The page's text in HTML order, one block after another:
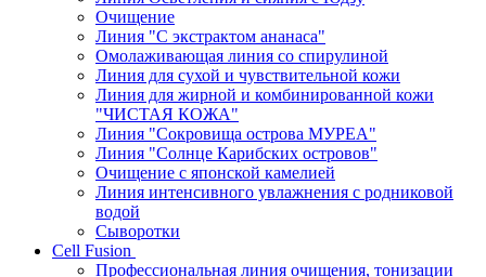
Очищение
Линия "С экстрактом ананаса"
Омолаживающая линия со спирулиной
Линия для сухой и чувствительной кожи
Линия для жирной и комбинированной кожи
"ЧИСТАЯ КОЖА"
Линия "Сокровища острова МУРЕА"
Линия "Солнце Карибских островов"
Очищение с японской камелией
Линия интенсивного увлажнения с родниковой
водой
Сыворотки
Cell Fusion
Профессиональная линия очищения, тонизации